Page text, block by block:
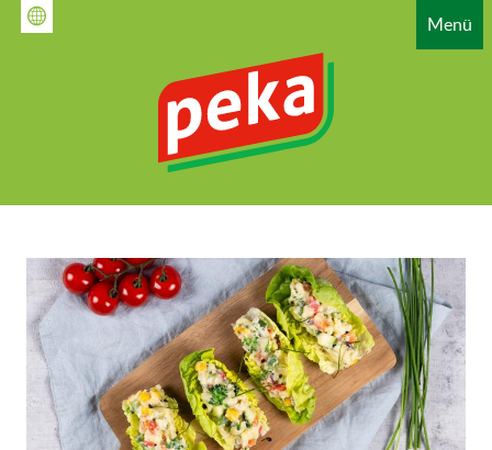
Direkt
zum
Menü
HAUPTNAVIGATION